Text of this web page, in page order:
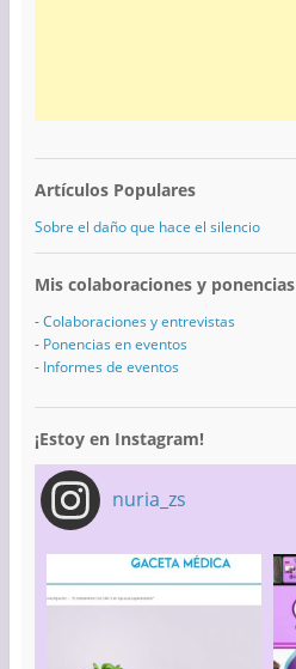
Artículos Populares
Sobre el daño que hace el silencio
Mis colaboraciones y ponencias
-Colaboraciones y entrevistas
- Ponencias en eventos
- Informes de eventos
¡Estoy en Instagram!
nuria_zs